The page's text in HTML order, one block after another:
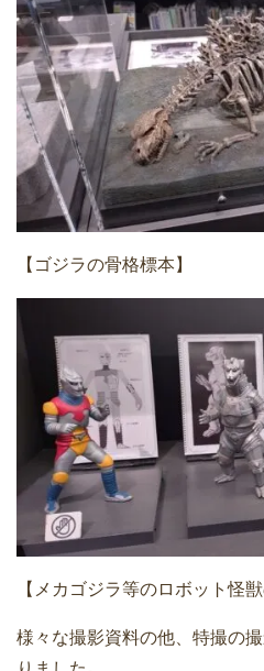
【ゴジラの骨格標本】
【メカゴジラ等のロボット怪
様々な撮影資料の他、特撮の